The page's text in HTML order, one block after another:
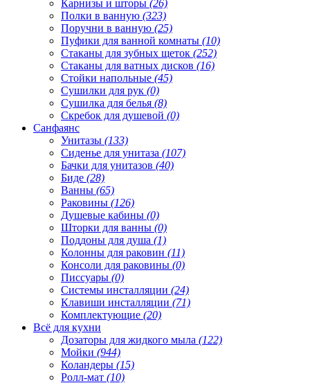
Карнизы и шторы (26)
Полки в ванную (323)
Поручни в ванную (25)
Пуфики для ванной комнаты (10)
Стаканы для зубных щеток (252)
Стаканы для ватных дисков (16)
Стойки напольные (45)
Сушилки для рук (0)
Сушилка для белья (8)
Скребок для душевой (0)
Санфаянс
Унитазы (133)
Сиденье для унитаза (107)
Бачки для унитазов (40)
Биде (28)
Ванны (65)
Раковины (126)
Душевые кабины (0)
Шторки для ванны (0)
Поддоны для душа (1)
Колонны для раковин (11)
Консоли для раковины (0)
Писсуары (0)
Системы инсталляции (24)
Клавиши инсталляции (71)
Комплектующие (20)
Всё для кухни
Дозаторы для жидкого мыла (122)
Мойки (944)
Коландеры (15)
Ролл-мат (10)